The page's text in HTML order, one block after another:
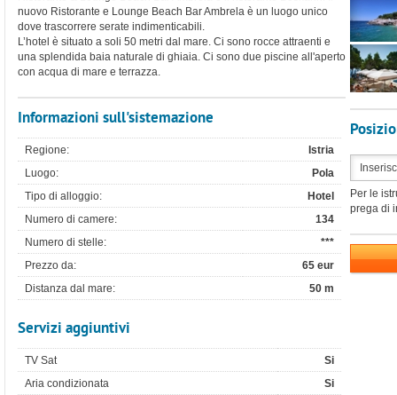
nuovo Ristorante e Lounge Beach Bar Ambrela è un luogo unico
dove trascorrere serate indimenticabili.
L’hotel è situato a soli 50 metri dal mare. Ci sono rocce attraenti e
una splendida baia naturale di ghiaia. Ci sono due piscine all'aperto
con acqua di mare e terrazza.
Informazioni sull'sistemazione
Regione:
Istria
Luogo:
Pola
Tipo di alloggio:
Hotel
Numero di camere:
134
Numero di stelle:
***
Prezzo da:
65 eur
Distanza dal mare:
50 m
Servizi aggiuntivi
TV Sat
Si
Aria condizionata
Si
Per le
prega di